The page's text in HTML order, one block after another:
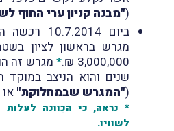
("מבנה קניון ערי החוף
ביום
3,000,000 ₪.
*מגרש זה
שנים והוא הניצב
("המגרש שבמחלוקת" או
* נראה, כי הכַּוונה
לשוויו.